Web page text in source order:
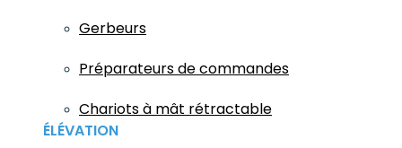
Gerbeurs
Préparateurs de commandes
Chariots à mât rétractable
ÉLÉVATION